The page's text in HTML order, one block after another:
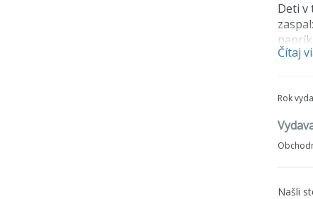
Deti v
Doba
Počet
Vek4+
Čítaj
Rok
Našli